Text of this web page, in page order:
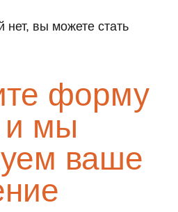
нет, вы можете стать
форму
мы
ваше